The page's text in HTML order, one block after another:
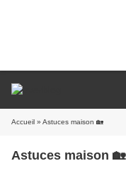
Accueil » Astuces maison 🏡
Astuces maison 🏡